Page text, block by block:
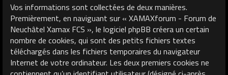
Vos informations sont collectées de deux manières.
Premièrement, en naviguant sur « XAMAXforum - Forum de
Neuchâtel Xamax FCS », le logiciel phpBB créera un certain
nombre de cookies, qui sont des petits fichiers textes
téléchargés dans les fichiers temporaires du navigateur
Internet de votre ordinateur. Les deux premiers cookies ne